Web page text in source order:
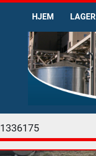
HJEM LAGER
1336175